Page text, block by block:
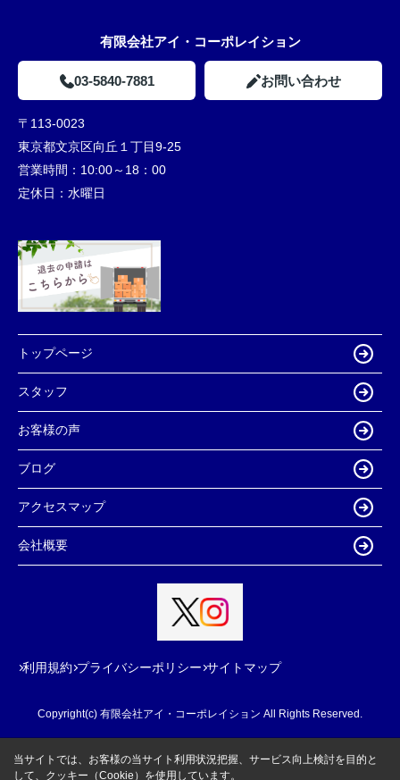
有限会社アイ・コーポレイション
03-5840-7881 お問い合わせ
〒113-0023
東京都文京区向丘１丁目9-25
営業時間： 10:00～18：00
定休日： 水曜日
トップページ
スタッフ
お客様の声
ブログ
アクセスマップ
会社概要
利用規約 プライバシーポリシー サイトマップ
Copyright(c) 有限会社アイ・コーポレイション All Rights Reserved.
当サイトでは、お客様の当サイト利用状況把握、サービス向上検討を目的と
して、クッキー（Cookie）を使用しています。